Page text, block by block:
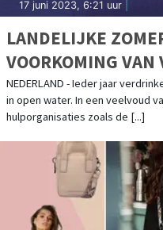
17 juni 2023, 6:21 uur
LANDELIJKE
VOORKOMING
START
NEDERLAND - Ieder jaar
in open water. In een veelvoud
hulporganisaties zoals de [...]